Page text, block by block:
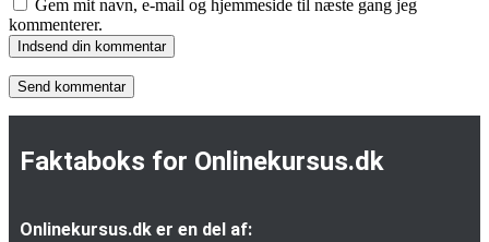
Gem mit navn, e-mail og hjemmeside til næste gang jeg
kommenterer.
Indsend din kommentar
Faktaboks for Onlinekursus.dk
Onlinekursus.dk er en del af: